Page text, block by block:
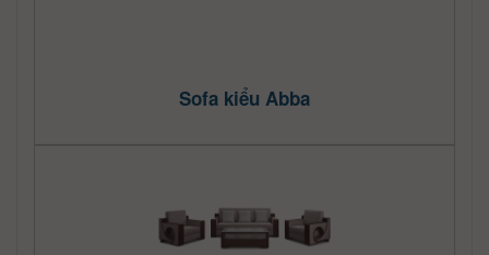
Sofa kiểu Abba